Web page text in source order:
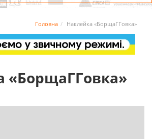
Головна Наклейка «БорщаГГовка»
«БорщаГГовка»